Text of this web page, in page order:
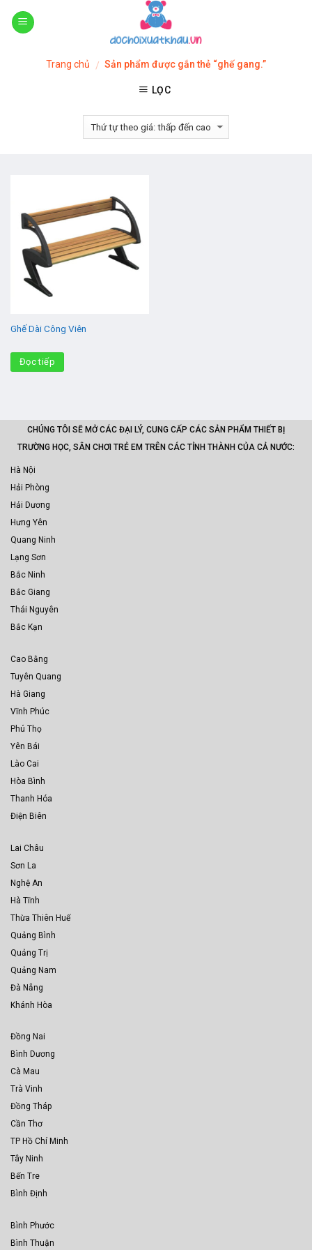
Skip
Trang chủ / Sản phẩm được gắn thẻ “ghế gang.”
LỌC
Ghế Dài Công Viên
Đọc tiếp
CHÚNG TÔI SẼ MỞ CÁC ĐẠI LÝ, CUNG CẤP CÁC SẢN PHẨM THIẾT BỊ
TRƯỜNG HỌC, SÂN CHƠI TRẺ EM TRÊN CÁC TỈNH THÀNH CỦA CẢ NƯỚC:
Hà Nội
Hải Phòng
Hải Dương
Hưng Yên
Quang Ninh
Lạng Sơn
Bắc Ninh
Bắc Giang
Thái Nguyên
Bắc Kạn
Cao Bằng
Tuyên Quang
Hà Giang
Vĩnh Phúc
Phú Thọ
Yên Bái
Lào Cai
Hòa Bình
Thanh Hóa
Điện Biên
Lai Châu
Sơn La
Nghệ An
Hà Tĩnh
Thừa Thiên Huế
Quảng Bình
Quảng Trị
Quảng Nam
Đà Nẵng
Khánh Hòa
Đồng Nai
Bình Dương
Cà Mau
Trà Vinh
Đồng Tháp
Cần Thơ
TP Hồ Chí Minh
Tây Ninh
Bến Tre
Bình Định
Bình Phước
Bình Thuận